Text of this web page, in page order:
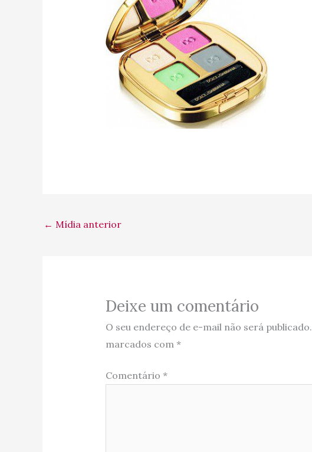
← Mídia anterior
Deixe um comentário
O seu endereço de e-mail não será publicado.
marcados com *
Comentário *